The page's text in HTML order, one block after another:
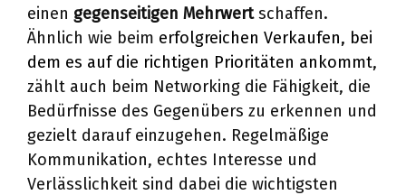
einen gegenseitigen Mehrwertschaffen.
Ähnlich wie beim erfolgreichen Verkaufen, bei
dem es auf die richtigen Prioritäten ankommt,
zählt auch beim Networking die Fähigkeit, die
Bedürfnisse des Gegenübers zu erkennen und
gezielt darauf einzugehen. Regelmäßige
Kommunikation, echtes Interesse und
Verlässlichkeit sind dabei die wichtigsten